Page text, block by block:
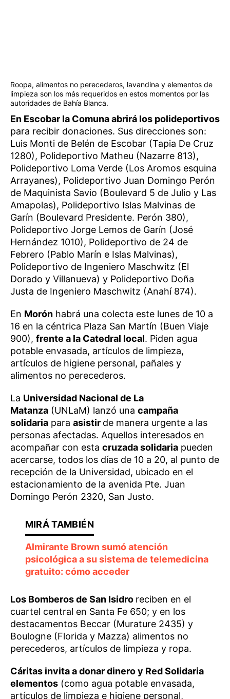
Roopa, alimentos no perecederos, lavandina y elementos de
limpieza son los más requeridos en estos momentos por las
autoridades de Bahía Blanca.
En Escobar la Comuna abrirá los polideportivos
para recibir donaciones. Sus direcciones son:
Luis Monti de Belén de Escobar (Tapia De Cruz
1280), Polideportivo Matheu (Nazarre 813),
Polideportivo Loma Verde (Los Aromos esquina
Arrayanes), Polideportivo Juan Domingo Perón
de Maquinista Savio (Boulevard 5 de Julio y Las
Amapolas), Polideportivo Islas Malvinas de
Garín (Boulevard Presidente. Perón 380),
Polideportivo Jorge Lemos de Garín (José
Hernández 1010), Polideportivo de 24 de
Febrero (Pablo Marín e Islas Malvinas),
Polideportivo de Ingeniero Maschwitz (El
Dorado y Villanueva) y Polideportivo Doña
Justa de Ingeniero Maschwitz (Anahí 874).
En Morón habrá una colecta este lunes de 10 a
16 en la céntrica Plaza San Martín (Buen Viaje
900), frente a la Catedral local. Piden agua
potable envasada, artículos de limpieza,
artículos de higiene personal, pañales y
alimentos no perecederos.
La Universidad Nacional de La
Matanza (UNLaM) lanzó una campaña
solidaria para asistir de manera urgente a las
personas afectadas. Aquellos interesados en
acompañar con esta cruzada solidaria pueden
acercarse, todos los días de 10 a 20, al punto de
recepción de la Universidad, ubicado en el
estacionamiento de la avenida Pte. Juan
Domingo Perón 2320, San Justo.
Almirante Brown sumó atención
psicológica a su sistema de telemedicina
gratuito: cómo acceder
Los Bomberos de San Isidro reciben en el
cuartel central en Santa Fe 650; y en los
destacamentos Beccar (Murature 2435) y
Boulogne (Florida y Mazza) alimentos no
perecederos, artículos de limpieza y ropa.
Cáritas invita a donar dinero y Red Solidaria
elementos (como agua potable envasada,
artículos de limpieza e higiene personal,